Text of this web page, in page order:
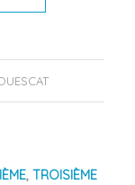
,TROISIÈME